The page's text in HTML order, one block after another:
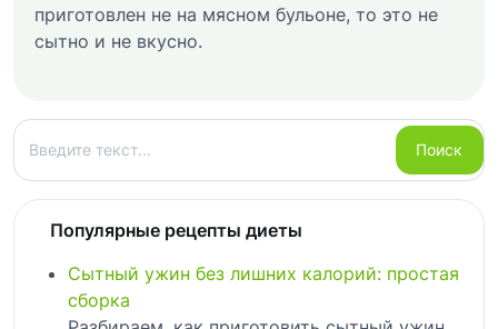
приготовлен не на мясном бульоне, то это не
сытно и не вкусно.
Поиск
Поиск
Популярные рецепты диеты
Сытный ужин без лишних калорий: простая
сборка